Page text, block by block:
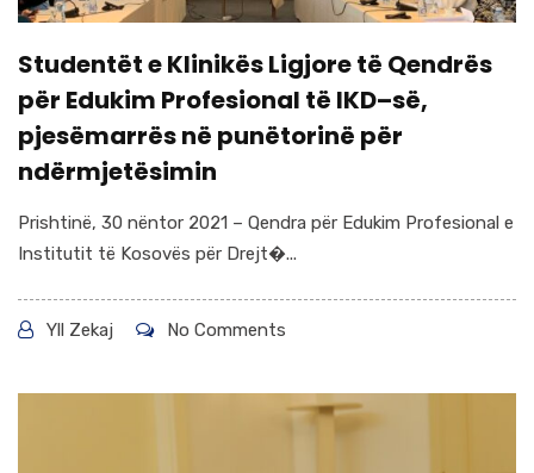
Studentët e Klinikës Ligjore të Qendrës
për Edukim Profesional të IKD–së,
pjesëmarrës në punëtorinë për
ndërmjetësimin
Prishtinë, 30 nëntor 2021 – Qendra për Edukim Profesional e
Institutit të Kosovës për Drejt�...
Yll Zekaj No Comments